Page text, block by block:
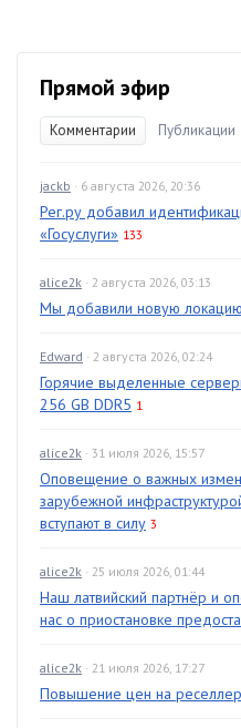
Прямой эфир
Комментарии Публикации
jackb · 6 августа 2026, 20:36
Рег.ру добавил
«Госуслуги» 133
alice2k · 2 августа 2026, 03:13
Мы добавили новую
Edward · 2 августа 2026, 02:24
Горячие выделенные
256 GB DDR5 1
alice2k · 31 июля 2026, 15:57
Оповещение о важных
зарубежной
вступают в силу 3
alice2k · 25 июля 2026, 01:44
Наш латвийский партнёр и
нас о приостановке
alice2k · 21 июля 2026, 17:27
Повышение цен на